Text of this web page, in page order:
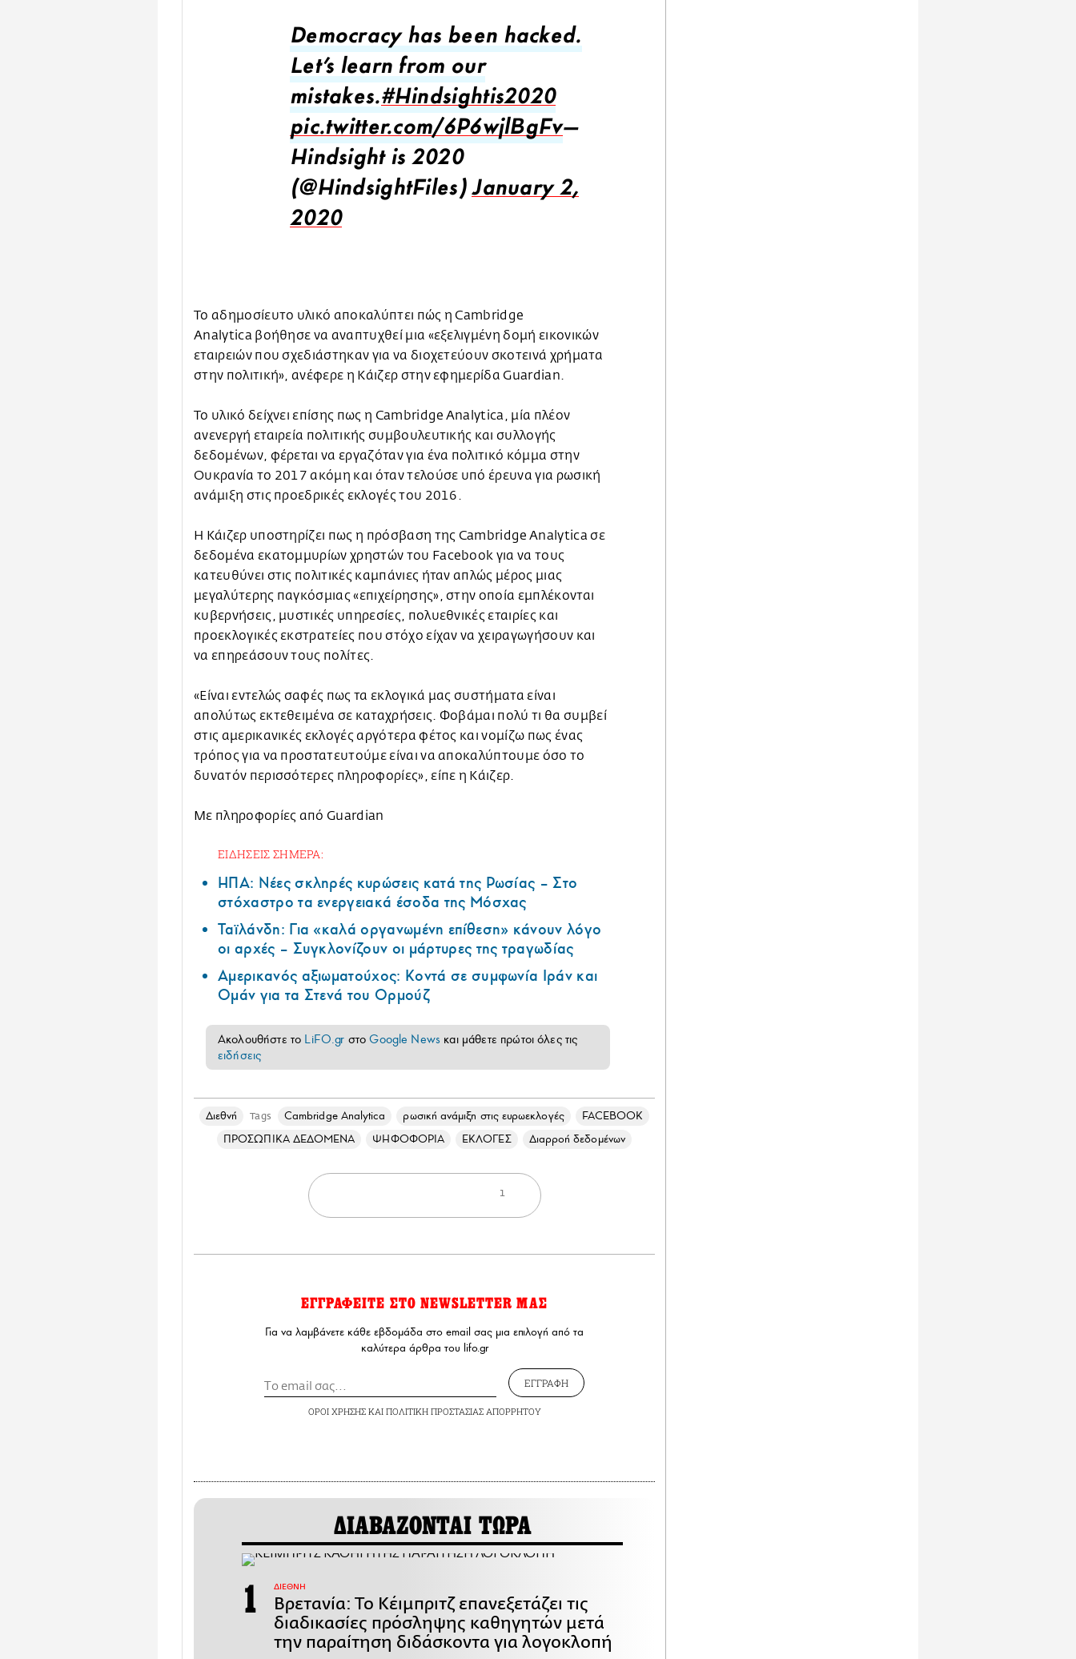
Democracy has been hacked.
Let's learn from our
mistakes. #Hindsightis2020
pic.twitter.com/6P6wjlBgFv—
Hindsight is 2020
(@HindsightFiles)January 2,
2020
Το αδημοσίευτο υλικό αποκαλύπτει πώς η Cambridge
Analytica βοήθησε να αναπτυχθεί μια «εξελιγμένη δομή εικονικών
εταιρειών που σχεδιάστηκαν για να διοχετεύουν σκοτεινά χρήματα
στην πολιτική», ανέφερε η Κάιζερ στην εφημερίδα Guardian.
Το υλικό δείχνει επίσης πως η Cambridge Analytica, μία πλέον
ανενεργή εταιρεία πολιτικής συμβουλευτικής και συλλογής
δεδομένων, φέρεται να εργαζόταν για ένα πολιτικό κόμμα στην
Ουκρανία το 2017 ακόμη και όταν τελούσε υπό έρευνα για ρωσική
ανάμιξη στις προεδρικές εκλογές του 2016.
Η Κάιζερ υποστηρίζει πως η πρόσβαση της Cambridge Analytica σε
δεδομένα εκατομμυρίων χρηστών του Facebook για να τους
κατευθύνει στις πολιτικές καμπάνιες ήταν απλώς μέρος μιας
μεγαλύτερης παγκόσμιας «επιχείρησης», στην οποία εμπλέκονται
κυβερνήσεις, μυστικές υπηρεσίες, πολυεθνικές εταιρίες και
προεκλογικές εκστρατείες που στόχο είχαν να χειραγωγήσουν και
να επηρεάσουν τους πολίτες.
«Είναι εντελώς σαφές πως τα εκλογικά μας συστήματα είναι
απολύτως εκτεθειμένα σε καταχρήσεις. Φοβάμαι πολύ τι θα συμβεί
στις αμερικανικές εκλογές αργότερα φέτος και νομίζω πως ένας
τρόπος για να προστατευτούμε είναι να αποκαλύπτουμε όσο το
δυνατόν περισσότερες πληροφορίες», είπε η Κάιζερ.
Με πληροφορίες από Guardian
ΕΙΔΗΣΕΙΣ ΣΗΜΕΡΑ:
ΗΠΑ: Nέες σκληρές κυρώσεις κατά της Ρωσίας – Στο
στόχαστρο τα ενεργειακά έσοδα της Μόσχας
Ταϊλάνδη: Για «καλά οργανωμένη επίθεση» κάνουν λόγο
οι αρχές – Συγκλονίζουν οι μάρτυρες της τραγωδίας
Αμερικανός αξιωματούχος: Κοντά σε συμφωνία Ιράν και
Ομάν για τα Στενά του Ορμούζ
Ακολουθήστε το LiFO.gr στοGoogle News και μάθετε πρώτοι όλες τις
ειδήσεις
Διεθνή Tags Cambridge Analytica ρωσική ανάμιξη στις ευρωεκλογές
FACEBOOK
ΠΡΟΣΩΠΙΚΑ ΔΕΔΟΜΕΝΑ
ΨΗΦΟΦΟΡΙΑ ΕΚΛΟΓΕΣ Διαρροή δεδομένων
1
ΕΓΓΡΑΦΕΙΤΕ ΣΤΟ NEWSLETTER ΜΑΣ
Για να λαμβάνετε κάθε εβδομάδα στο email σας μια επιλογή από τα
καλύτερα άρθρα του lifo.gr
ΕΓΓΡΑΦΗ
ΟΡΟΙ ΧΡΗΣΗΣΚΑΙ ΠΟΛΙΤΙΚΗ ΠΡΟΣΤΑΣΙΑΣ ΑΠΟΡΡΗΤΟΥ
ΔΙΑΒΑΖΟΝΤΑΙ ΤΩΡΑ
ΔΙΕΘΝΗ
Βρετανία: Το Κέιμπριτζ επανεξετάζει τις
διαδικασίες πρόσληψης καθηγητών μετά
την παραίτηση διδάσκοντα για λογοκλοπή